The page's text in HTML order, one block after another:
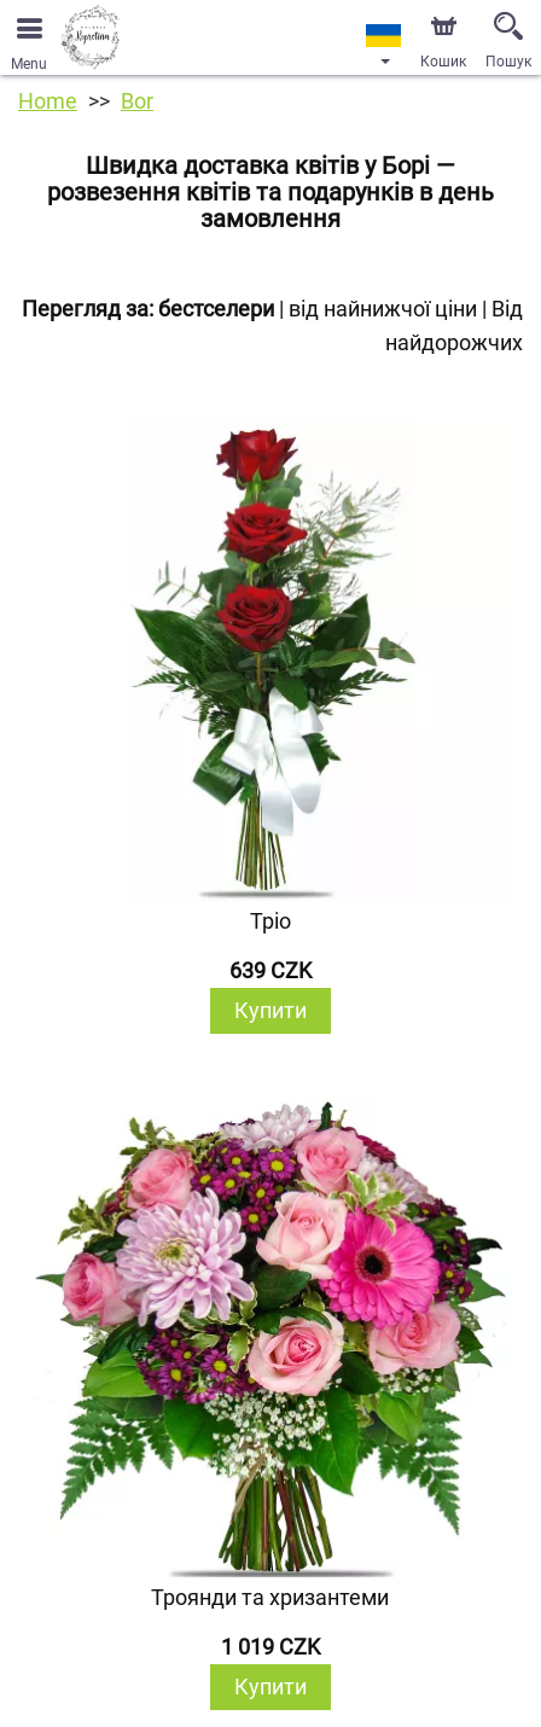
Menu Кошик Пошук
Home Bor
Швидка доставка квітів у Борі —
розвезення квітів та подарунків в день
замовлення
Перегляд за:бестселери | від найнижчої ціни | Від
найдорожчих
Тріо
639 CZK
Купити
Троянди та хризантеми
1 019 CZK
Купити